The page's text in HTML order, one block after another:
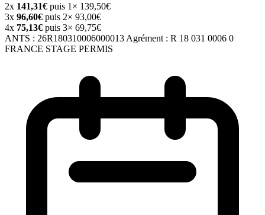
2x 141,31€ puis 1× 139,50€
3x 96,60€ puis 2× 93,00€
4x 75,13€ puis 3× 69,75€
ANTS : 26R180310006000013 Agrément : R 18 031 0006 0
FRANCE STAGE PERMIS